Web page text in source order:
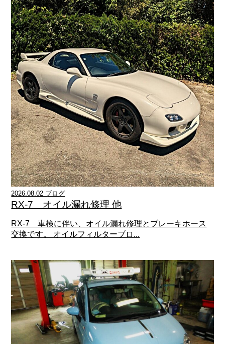
2026.08.02 ブログ
RX-7 オイル漏れ修理 他
RX-7 車検に伴い、オイル漏れ修理とブレーキホース
交換です。 オイルフィルターブロ...